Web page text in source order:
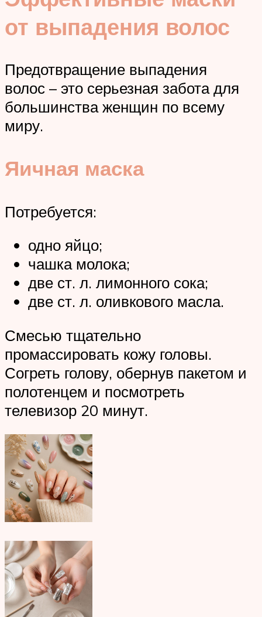
от выпадения волос
Предотвращение выпадения
волос – это серьезная забота для
большинства женщин по всему
миру.
Яичная маска
Потребуется:
одно яйцо;
чашка молока;
две ст. л. лимонного сока;
две ст. л. оливкового масла.
Смесью тщательно
промассировать кожу головы.
Согреть голову, обернув пакетом и
полотенцем и посмотреть
телевизор 20 минут.